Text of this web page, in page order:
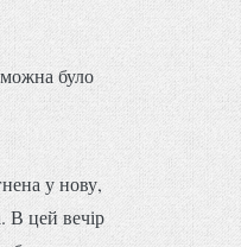
можна було
у нову,
В цей вечір